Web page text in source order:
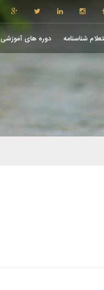
شناسنامه دوره های آموزشی